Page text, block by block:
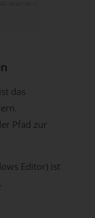
das
Pfad zur
Editor) ist